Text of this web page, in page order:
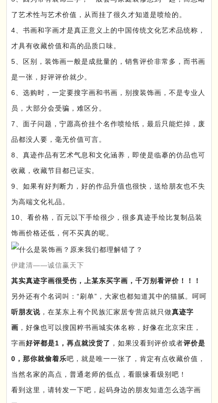
了艺术性与艺术价值，从而挂了很久才知道是喷绘的。
4、书画和字画才是真正意义上的中国传统文化艺术品统称，
才具有收藏价值和高的品质口味。
5、区别，装饰画一般是成批量的，销售评价非常多，而书画
是一张，好评评价就少。
6、选购时，一定要搜字画和书画，别搜装饰画，不是专业人
员，大部分会受骗，难区分。
7、面子问题，宁愿高价挂个名作喷绘纸，最后只能烂掉，废
品都没人要，毫无价值可言。
8、真迹作品有艺术气息和文化涵养，即使是临摹的仿品也可
收藏，收藏节目都已证实。
9、如果有好判断力，好的作品升值也很快，送给朋友也不失
为高端文化礼品。
10、看价格，百元以下手绘很少，很多真迹手绘比复制品装
饰画价格还低，何不买真的呢。
伊建清——诚信赢天下
其实真迹字画很受伤，上某东买字画，千万别看评价！！！
另外还有个名词叫：“刷单”，大家也都知道其中的猫腻。呵呵
听朋友说，在某东上有个民族汇家居专营店就只做真迹字
画 ，好像也可以搜国粹书画城实体名称，好像在北京宋庄，
字画好评都是1，再点就没货了 ，如果没看到评价或者评价是
0，那你就偷着乐吧，就是唯一一张了，肯定有点收藏价值，
当然名家的高点，普通老师的低点，看眼缘看级别吧！
看到这里，请转发一下吧，起码身边的朋友知道怎么选字画